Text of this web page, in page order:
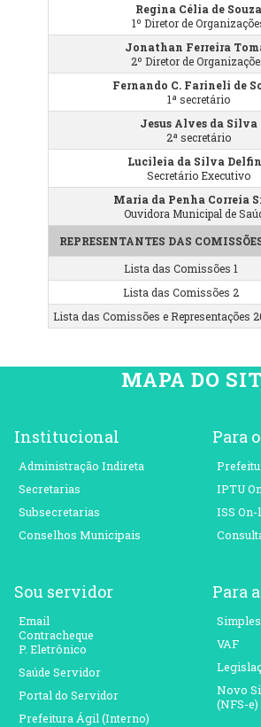
Regina Célia de Souza
1º Diretor de
Jonathan Ferreira
2º Diretor de
Fernando C. Farineli de
1ª secretário
Jesus Alves da Silva
2ª secretário
Lucileia da Silva
Secretário Executivo
Maria da Penha Correia
Ouvidora Municipal de
REPRESENTANTES DAS
Lista das Comissões 1
Lista das Comissões 2
Lista das Comissões e Representações
MAPA DO
Institucional
Administração Indireta
Secretarias
Subsecretarias
Conselhos Municipais
Para
IPTU
ISS
Sou servidor
Email
Contracheque
P. Eletrônico
Saúde Servidor
Portal do Servidor
Prefeitura Ágil (Interno)
Para
VAF
Novo
(NFS-e)